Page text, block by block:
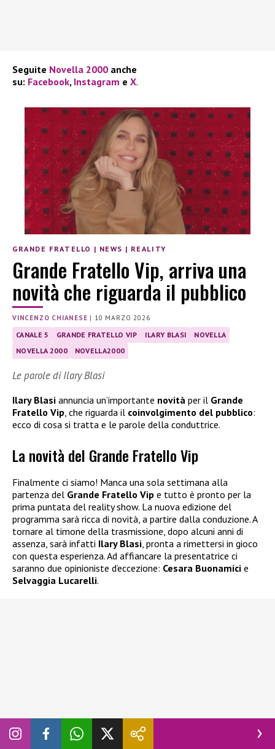
Seguite Novella 2000 anche
su: Facebook, Instagram e X.
GRANDE FRATELLO | NEWS | REALITY
Grande Fratello Vip, arriva una
novità che riguarda il pubblico
VINCENZO CHIANESE | 10 MARZO 2026
CANALE 5 GRANDE FRATELLO VIP ILARY BLASI
NOVELLA
NOVELLA 2000
NOVELLA2000
Le parole di Ilary Blasi
Ilary Blasi annuncia un’importante novità per il Grande
Fratello Vip , che riguarda il coinvolgimento del pubblico:
ecco di cosa si tratta e le parole della conduttrice.
La novità del Grande Fratello Vip
Finalmente ci siamo! Manca una sola settimana alla
partenza del Grande Fratello Vip e tutto è pronto per la
prima puntata del reality show. La nuova edizione del
programma sarà ricca di novità, a partire dalla conduzione. A
tornare al timone della trasmissione, dopo alcuni anni di
assenza, sarà infatti Ilary Blasi, pronta a rimettersi in gioco
con questa esperienza. Ad affiancare la presentatrice ci
saranno due opinioniste d’eccezione: Cesara Buonamici e
Selvaggia Lucarelli.